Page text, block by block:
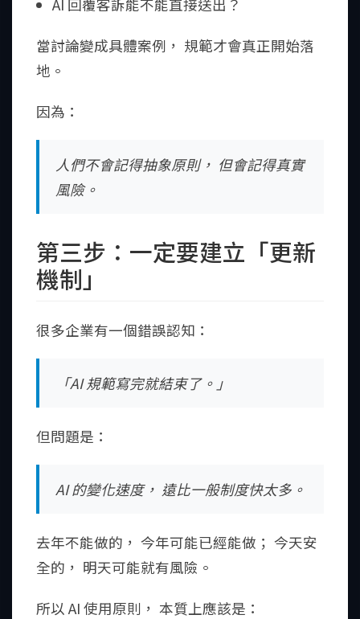
AI 回覆客訴能不能直接送出？
當討論變成具體案例， 規範才會真正開始落
地。
因為：
人們不會記得抽象原則， 但會記得真實
風險。
第三步：一定要建立「更新
機制」
很多企業有一個錯誤認知：
「AI 規範寫完就結束了。」
但問題是：
AI 的變化速度， 遠比一般制度快太多。
去年不能做的， 今年可能已經能做； 今天安
全的， 明天可能就有風險。
所以 AI 使用原則， 本質上應該是：